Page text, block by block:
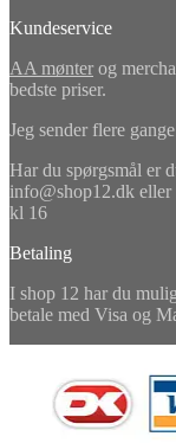
Kundeservice
AA mønter og
bedste priser.
Jeg sender flere
Har du spørgsmål er
info@shop12.dk
kl 16
Betaling
I shop 12 har du
betale med Visa og